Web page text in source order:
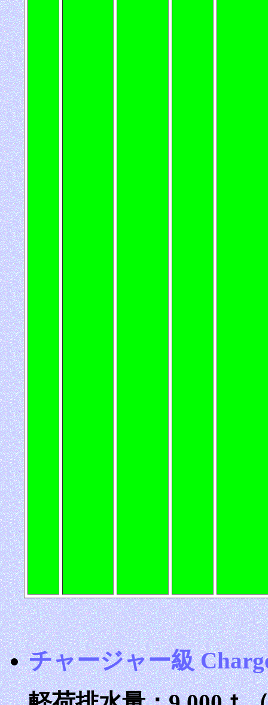
チャージャー級